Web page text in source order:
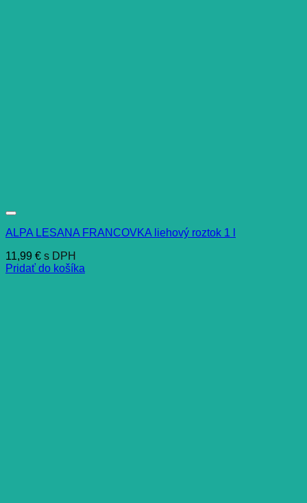
ALPA LESANA FRANCOVKA liehový roztok 1 l
11,99 € s DPH
Pridať do košíka